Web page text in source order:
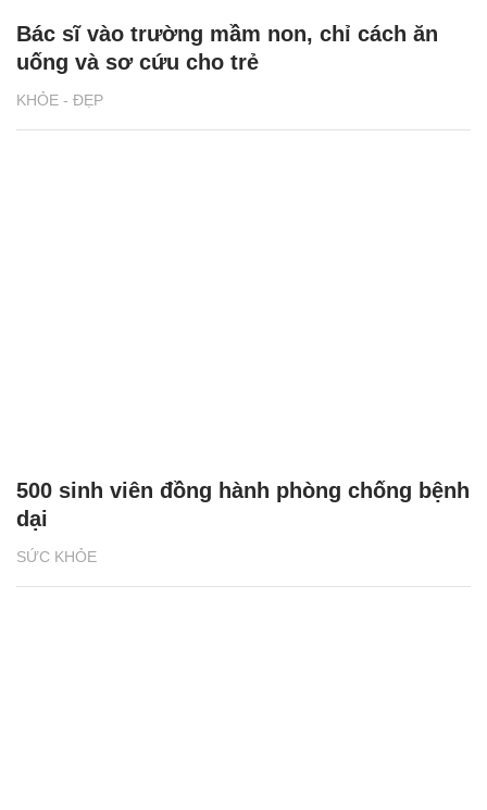
KHỎE - ĐẸP
Bác sĩ vào trường mầm non, chỉ cách ăn
uống và sơ cứu cho trẻ
SỨC KHỎE
500 sinh viên đồng hành phòng chống bệnh
dại